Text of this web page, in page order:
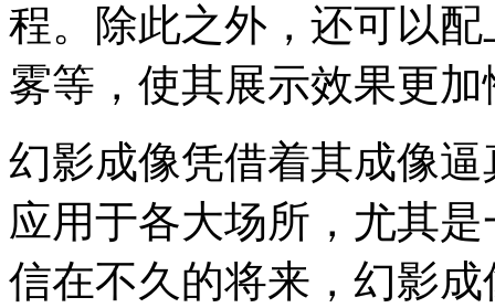
程。除此之外，还可以
雾等，使其展示效果更
幻影成像凭借着其成像
应用于各大场所，尤其
信在不久的将来，幻影